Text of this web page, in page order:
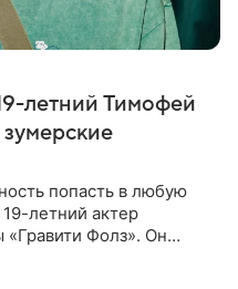
летний Тимофей
попасть в любую
летний актер
Фолз». Он